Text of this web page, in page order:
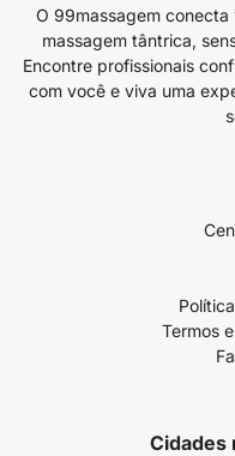
O 99massagem
massagem tântrica,
Encontre profissionais
com você e viva uma
Termos
Cidades